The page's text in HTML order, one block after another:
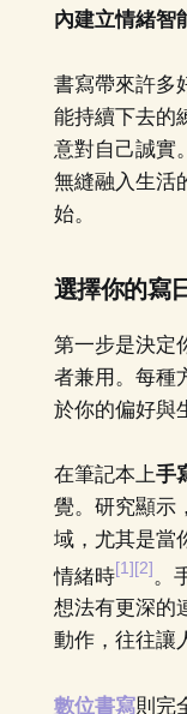
內建立情緒智
書寫帶來許多
能持續下去的
意對自己誠實
無縫融入生活
始。
選擇你的寫
第一步是決定
者兼用。每種
於你的偏好與
在筆記本上手
覺。研究顯示
域，尤其是當
情緒時[1] [2] 。
想法有更深的
動作，往往讓
數位書寫則完